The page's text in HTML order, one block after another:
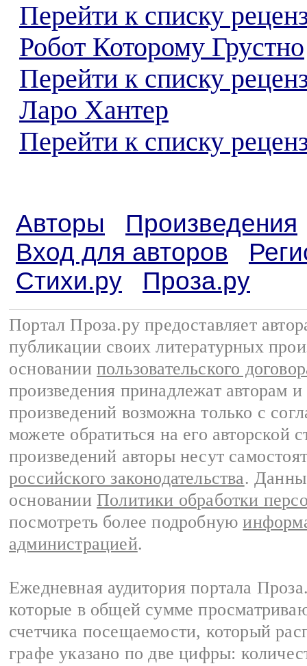
Перейти к списку
Робот Которому Грустно
Перейти к списку
Ларо Хантер
Перейти к списку
Авторы
Произведения
Вход для авторов
Стихи.ру
Проза.ру
Портал Проза.ру предоставляет
публикации своих литературных
основании пользовательского
произведения принадлежат авторам
произведений возможна только с
можете обратиться на его авторской
произведений авторы несут
российского законодательства.
основании Политики обработки
посмотреть более подробную
администрацией.
Ежедневная аудитория портала
которые в общей сумме
счетчика посещаемости, который
графе указано по две цифры: